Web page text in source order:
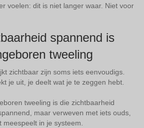
voelen: dit is niet langer waar. Niet voor
spannend is
tweeling
zichtbaar zijn soms iets eenvoudigs.
je uit, je deelt wat je te zeggen hebt.
tweeling is die zichtbaarheid
maar verweven met iets ouds,
in je systeem.